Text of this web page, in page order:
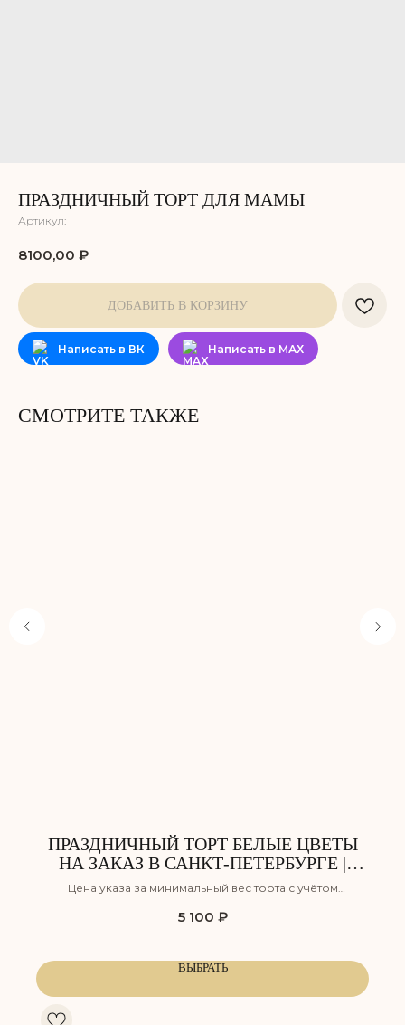
ПРАЗДНИЧНЫЙ ТОРТ ДЛЯ МАМЫ
Артикул:
8100,00 ₽
ДОБАВИТЬ В КОРЗИНУ
Написать в ВК Написать в МАХ
СМОТРИТЕ ТАКЖЕ
ПРАЗДНИЧНЫЙ ТОРТ БЕЛЫЕ ЦВЕТЫ
НА ЗАКАЗ В САНКТ-ПЕТЕРБУРГЕ |
TORTIKOFF
Цена указа за минимальный вес торта с учётом
5 100 ₽
ВЫБРАТЬ
Воздушный ванильный бисквит,
пропитанный сахарным сиропом,
с прослойкой нежного крема
из сливочного сыра и клубники,
Лёгкий шоколадный бисквит,
пропитанный сахарным
с прослойкой соленой
и хрустящим обжаренным